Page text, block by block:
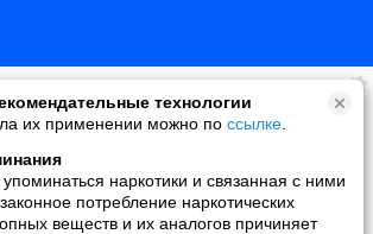
технологии
их применении можно по ссылке
упоминаться наркотики и связанная с ними
потребление наркотических
веществ и их аналогов причиняет